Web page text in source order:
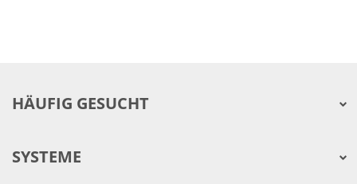
HÄUFIG GESUCHT
SYSTEME